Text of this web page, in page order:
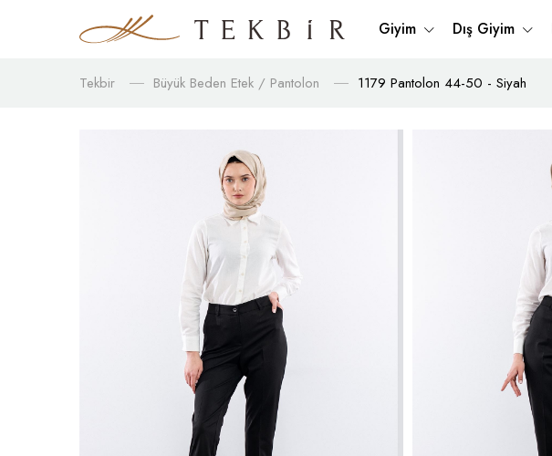
Giyim Dış Giyim
Tekbir Büyük Beden Etek / Pantolon 1179 Pantolon 44-50 - Siyah